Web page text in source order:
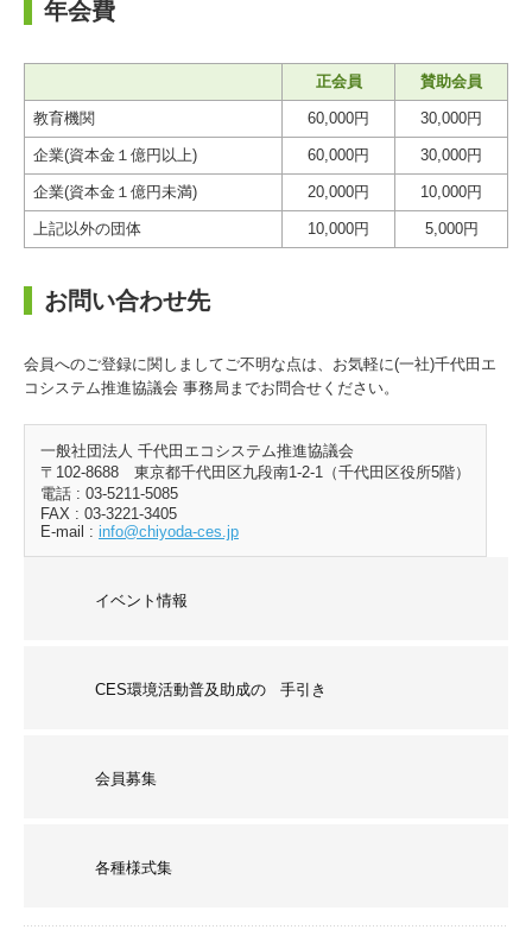
年会費
正会員 賛助会員
教育機関 60,000円 30,000円
企業(資本金１億円以上) 60,000円 30,000円
企業(資本金１億円未満) 20,000円 10,000円
上記以外の団体 10,000円 5,000円
お問い合わせ先
会員へのご登録に関しましてご不明な点は、お気軽に(一社)千代田エ
コシステム推進協議会 事務局までお問合せください。
一般社団法人 千代田エコシステム推進協議会
〒102-8688 東京都千代田区九段南1-2-1（千代田区役所5階）
電話 : 03-5211-5085
FAX : 03-3221-3405
E-mail : info@chiyoda-ces.jp
イベント情報
CES環境活動普及助成の 手引き
会員募集
各種様式集